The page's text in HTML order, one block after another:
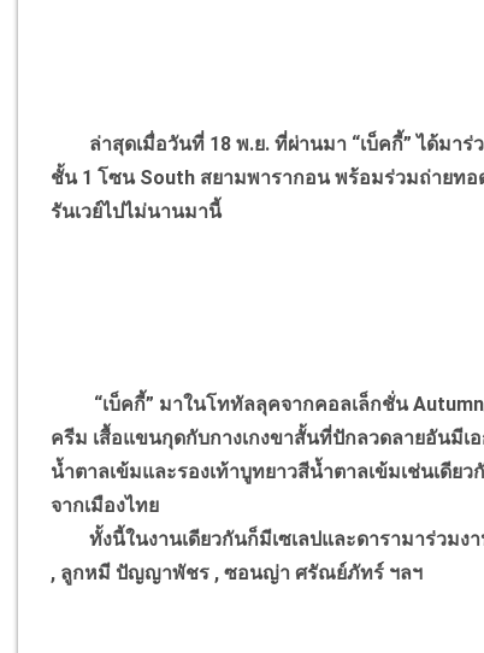
ล่าสุดเมื่อวันที่ 18 พ.ย. ที่ผ่านมา “เบ็คกี้” ได้มาร่ว
ชั้น 1 โซน South สยามพารากอน พร้อมร่วมถ่ายท
รันเวย์ไปไม่นานมานี้
“เบ็คกี้” มาในโททัลลุคจากคอลเล็กชั่น Autumn/
ครีม เสื้อแขนกุดกับกางเกงขาสั้นที่ปักลวดลายอันมี
น้ำตาลเข้มและรองเท้าบูทยาวสีน้ำตาลเข้มเช่นเดีย
จากเมืองไทย
ทั้งนี้ในงานเดียวกันก็มีเซเลปและดารามาร่วมง
, ลูกหมี ปัญญาพัชร , ซอนญ่า ศรัณย์ภัทร์ ฯลฯ